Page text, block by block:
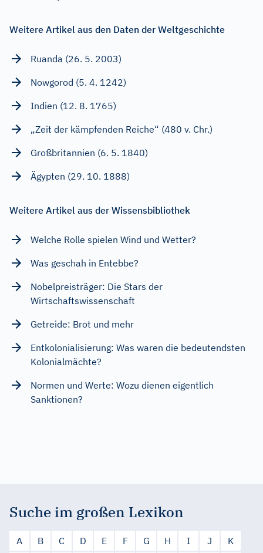
Weitere Artikel aus den Daten der Weltgeschichte
Ruanda (26. 5. 2003)
Nowgorod (5. 4. 1242)
Indien (12. 8. 1765)
„Zeit der kämpfenden Reiche“ (480 v. Chr.)
Großbritannien (6. 5. 1840)
Ägypten (29. 10. 1888)
Weitere Artikel aus der Wissensbibliothek
Welche Rolle spielen Wind und Wetter?
Was geschah in Entebbe?
Nobelpreisträger: Die Stars der
Wirtschaftswissenschaft
Getreide: Brot und mehr
Entkolonialisierung: Was waren die bedeutendsten
Kolonialmächte?
Normen und Werte: Wozu dienen eigentlich
Sanktionen?
Suche im großen Lexikon
A B C D E F G H I J
K